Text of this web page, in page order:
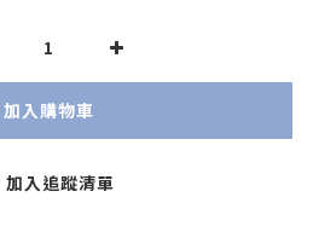
加入購物車
加入追蹤清單